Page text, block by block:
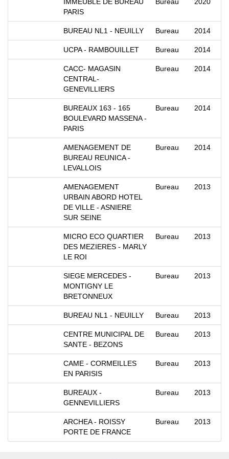
PARIS
BUREAU NL1 - NEUILLY Bureau 2014
UCPA - RAMBOUILLET Bureau 2014
CACC- MAGASIN
CENTRAL-
GENEVILLIERS
Bureau 2014
BUREAUX 163 - 165
BOULEVARD MASSENA -
PARIS
Bureau 2014
AMENAGEMENT DE
BUREAU REUNICA -
LEVALLOIS
Bureau 2014
AMENAGEMENT
URBAIN ABORD HOTEL
DE VILLE - ASNIERE
SUR SEINE
Bureau 2013
MICRO ECO QUARTIER
DES MEZIERES - MARLY
LE ROI
Bureau 2013
SIEGE MERCEDES -
MONTIGNY LE
BRETONNEUX
Bureau 2013
BUREAU NL1 - NEUILLY Bureau 2013
CENTRE MUNICIPAL DE
SANTE - BEZONS
Bureau 2013
CAME - CORMEILLES
EN PARISIS
Bureau 2013
BUREAUX -
GENNEVILLIERS
Bureau 2013
ARCHEA - ROISSY
PORTE DE FRANCE
Bureau 2013